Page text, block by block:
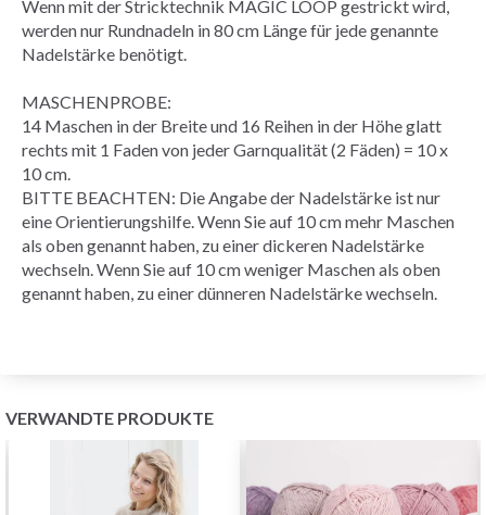
Wenn mit der Stricktechnik MAGIC LOOP gestrickt wird,
werden nur Rundnadeln in 80 cm Länge für jede genannte
Nadelstärke benötigt.
MASCHENPROBE:
14 Maschen in der Breite und 16 Reihen in der Höhe glatt
rechts mit 1 Faden von jeder Garnqualität (2 Fäden) = 10 x
10 cm.
BITTE BEACHTEN: Die Angabe der Nadelstärke ist nur
eine Orientierungshilfe. Wenn Sie auf 10 cm mehr Maschen
als oben genannt haben, zu einer dickeren Nadelstärke
wechseln. Wenn Sie auf 10 cm weniger Maschen als oben
genannt haben, zu einer dünneren Nadelstärke wechseln.
VERWANDTE PRODUKTE